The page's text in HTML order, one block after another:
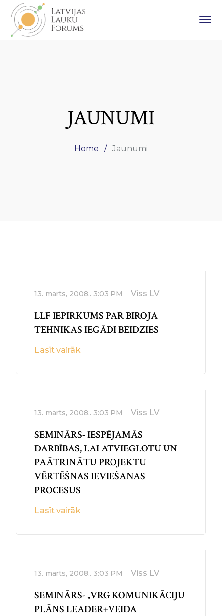
JAUNUMI
Home Jaunumi
13. marts, 2008.. 3:03 PM Viss LV
LLF IEPIRKUMS PAR BIROJA
TEHNIKAS IEGĀDI BEIDZIES
Lasīt vairāk
13. marts, 2008.. 3:03 PM Viss LV
SEMINĀRS- IESPĒJAMĀS
DARBĪBAS, LAI ATVIEGLOTU UN
PAĀTRINĀTU PROJEKTU
VĒRTĒŠNAS IEVIEŠANAS
PROCESUS
Lasīt vairāk
13. marts, 2008.. 3:03 PM Viss LV
SEMINĀRS- „VRG KOMUNIKĀCIJU
PLĀNS LEADER+VEIDA